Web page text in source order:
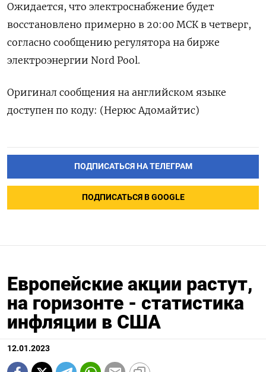
Ожидается, что электроснабжение будет
восстановлено примерно в 20:00 МСК в четверг,
согласно сообщению регулятора на бирже
электроэнергии Nord Pool.
Оригинал сообщения на английском языке
доступен по коду: (Нерюс Адомайтис)
ПОДПИСАТЬСЯ НА ТЕЛЕГРАМ
ПОДПИСАТЬСЯ В GOOGLE
Европейские акции растут,
на горизонте - статистика
инфляции в США
12.01.2023